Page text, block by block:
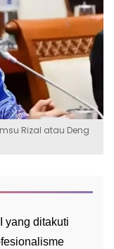
Rizal atau Deng
yang ditakuti